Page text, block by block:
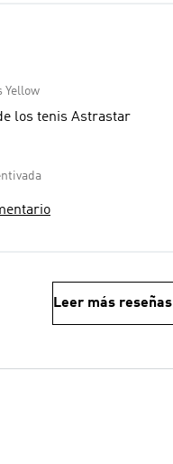
Yellow
los tenis Astrastar
Leer más reseñas